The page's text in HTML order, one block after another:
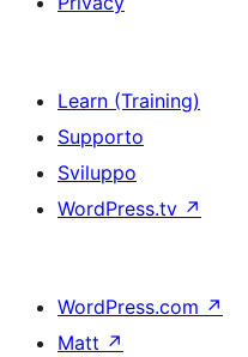
Learn (Training)
Supporto
Sviluppo
WordPress.tv ↗
WordPress.com ↗
Matt ↗